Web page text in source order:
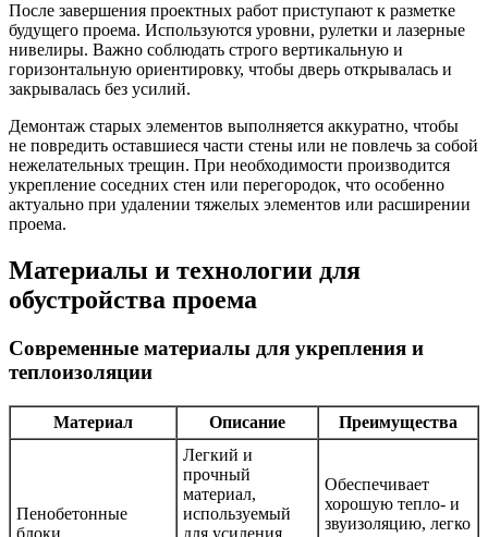
После завершения проектных работ приступают к разметке
будущего проема. Используются уровни, рулетки и лазерные
нивелиры. Важно соблюдать строго вертикальную и
горизонтальную ориентировку, чтобы дверь открывалась и
закрывалась без усилий.
Демонтаж старых элементов выполняется аккуратно, чтобы
не повредить оставшиеся части стены или не повлечь за собой
нежелательных трещин. При необходимости производится
укрепление соседних стен или перегородок, что особенно
актуально при удалении тяжелых элементов или расширении
проема.
Материалы и технологии для
обустройства проема
Современные материалы для укрепления и
теплоизоляции
Материал Описание Преимущества
Пенобетонные
блоки
Легкий и
прочный
материал,
используемый
для усиления
Обеспечивает
хорошую тепло- и
звуизоляцию, легко